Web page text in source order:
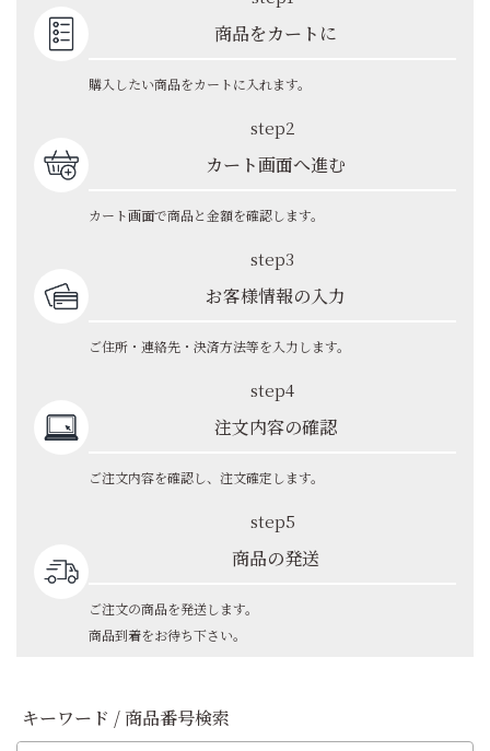
商品をカートに
購入したい商品をカートに入れます。
step2
カート画面へ進む
カート画面で商品と金額を確認します。
step3
お客様情報の入力
ご住所・連絡先・決済方法等を入力します。
step4
注文内容の確認
ご注文内容を確認し、注文確定します。
step5
商品の発送
ご注文の商品を発送します。
商品到着をお待ち下さい。
キーワード / 商品番号検索